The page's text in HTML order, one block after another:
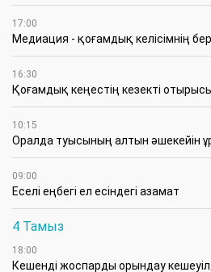
17:00
Медиация - қоғамдық келісімнің
16:30
Қоғамдық кеңестің кезекті
10:15
Оралда туысының алтын әшекейін
09:00
Еселі еңбегі ел есіндегі азамат
4 Тамыз
18:00
Кешенді жоспарды орындау